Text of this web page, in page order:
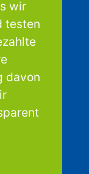
wir
testen
davon